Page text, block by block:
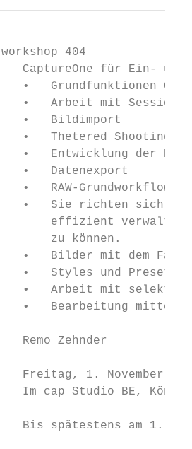
404
CaptureOne für Ein- und
•   Grundfunktionen
•   Arbeit mit Sessions
•   Bildimport
•   Thetered Shooting +
•   Entwicklung der
•   Datenexport
•   RAW-Grundworkflow
•   Sie richten sich
effizient
zu können.
•   Bilder mit dem
•   Styles und Presets
•   Arbeit mit
•   Bearbeitung mittels
Remo Zehnder
Freitag, 1. November
Im cap Studio BE,
Bis spätestens am 1.